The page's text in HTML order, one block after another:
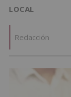
LOCAL
Redacción